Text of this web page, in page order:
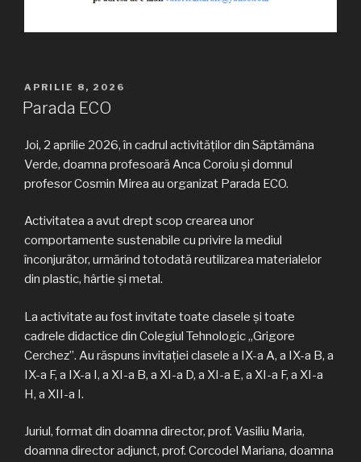
PUBLICAT
PE
APRILIE 8, 2026
Parada ECO
Joi, 2 aprilie 2026, în cadrul activităților din Săptămâna
Verde, doamna profesoară Anca Coroiu și domnul
profesor Cosmin Mirea au organizat Parada ECO.
Activitatea a avut drept scop crearea unor
comportamente sustenabile cu privire la mediul
înconjurător, urmărind totodată reutilizarea materialelor
din plastic, hârtie și metal.
La activitate au fost invitate toate clasele și toate
cadrele didactice din Colegiul Tehnologic „Grigore
Cerchez”. Au răspuns invitației clasele a IX-a A, a IX-a B, a
IX-a F, a IX-a I, a XI-a B, a XI-a D, a XI-a E, a XI-a F, a XI-a
H, a XII-a I.
Juriul, format din doamna director, prof. Vasiliu Maria,
doamna director adjunct, prof. Corcodel Mariana, doamna